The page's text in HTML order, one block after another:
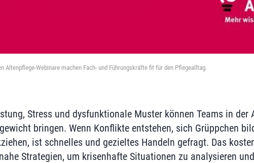
Altenpflege-Webinare machen Fach- und Führungskräfte fit für den Pflegealltag.
Stress und dysfunktionale Muster können Teams in der
bringen. Wenn Konflikte entstehen, sich Grüppchen
ist schnelles und gezieltes Handeln gefragt. Das
Strategien, um krisenhafte Situationen zu analysieren